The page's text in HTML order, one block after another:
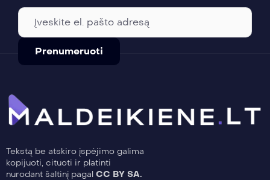
Tekstą be atskiro įspėjimo galima
kopijuoti, cituoti ir platinti
nurodant šaltinį pagal CC BY SA.